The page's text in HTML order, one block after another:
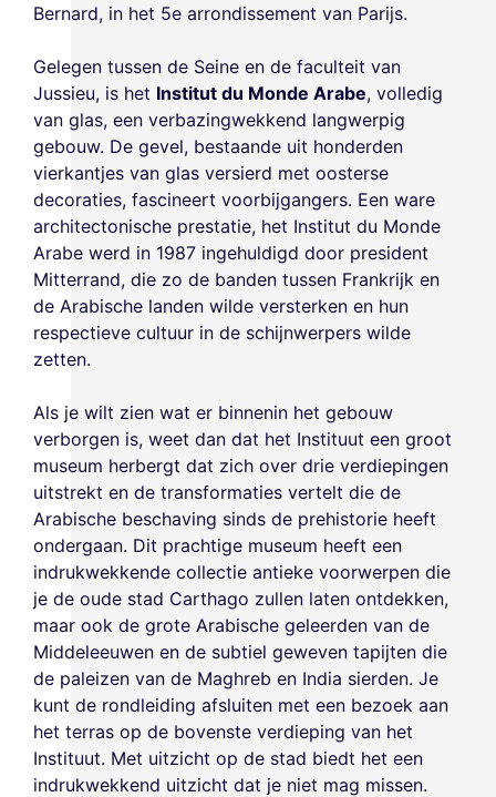
Bernard, in het 5e arrondissement van Parijs.
Gelegen tussen de Seine en de faculteit van
Jussieu, is het Institut du Monde Arabe, volledig
van glas, een verbazingwekkend langwerpig
gebouw. De gevel, bestaande uit honderden
vierkantjes van glas versierd met oosterse
decoraties, fascineert voorbijgangers. Een ware
architectonische prestatie, het Institut du Monde
Arabe werd in 1987 ingehuldigd door president
Mitterrand, die zo de banden tussen Frankrijk en
de Arabische landen wilde versterken en hun
respectieve cultuur in de schijnwerpers wilde
zetten.
Als je wilt zien wat er binnenin het gebouw
verborgen is, weet dan dat het Instituut een groot
museum herbergt dat zich over drie verdiepingen
uitstrekt en de transformaties vertelt die de
Arabische beschaving sinds de prehistorie heeft
ondergaan. Dit prachtige museum heeft een
indrukwekkende collectie antieke voorwerpen die
je de oude stad Carthago zullen laten ontdekken,
maar ook de grote Arabische geleerden van de
Middeleeuwen en de subtiel geweven tapijten die
de paleizen van de Maghreb en India sierden. Je
kunt de rondleiding afsluiten met een bezoek aan
het terras op de bovenste verdieping van het
Instituut. Met uitzicht op de stad biedt het een
indrukwekkend uitzicht dat je niet mag missen.